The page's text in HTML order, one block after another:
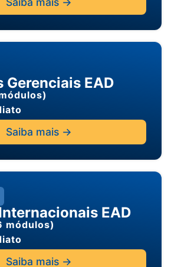
Gerenciais EAD
Saiba mais ->
EAD
módulos)
Saiba mais ->